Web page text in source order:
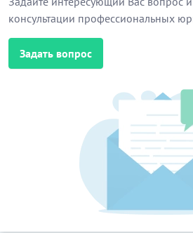
консультации профессиональных
Задать вопрос